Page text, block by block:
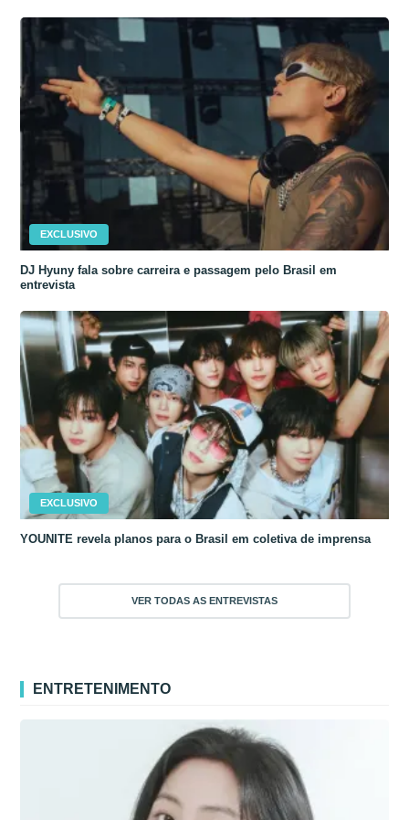
EXCLUSIVO
DJ Hyuny fala sobre carreira e passagem pelo Brasil em
entrevista
EXCLUSIVO
YOUNITE revela planos para o Brasil em coletiva de imprensa
VER TODAS AS ENTREVISTAS
ENTRETENIMENTO